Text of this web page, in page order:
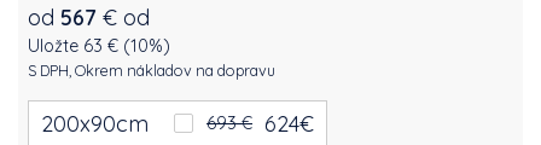
od 567 € od
Uložte 63 € (10%)
S DPH, Okrem nákladov na dopravu
200x90cm 693 € 624€